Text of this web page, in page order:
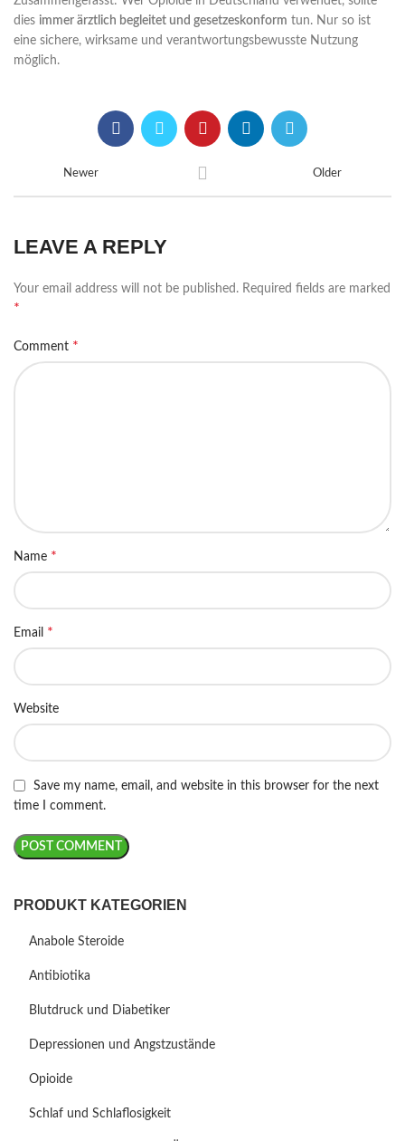
dies immer ärztlich begleitet und gesetzeskonform tun. Nur so ist
eine sichere, wirksame und verantwortungsbewusste Nutzung
möglich.
Newer Older
LEAVE A REPLY
Your email address will not be published. Required fields are marked
*
Comment *
Name *
Email *
Website
Save my name, email, and website in this browser for the next
time I comment.
PRODUKT KATEGORIEN
Anabole Steroide
Antibiotika
Blutdruck und Diabetiker
Depressionen und Angstzustände
Opioide
Schlaf und Schlaflosigkeit